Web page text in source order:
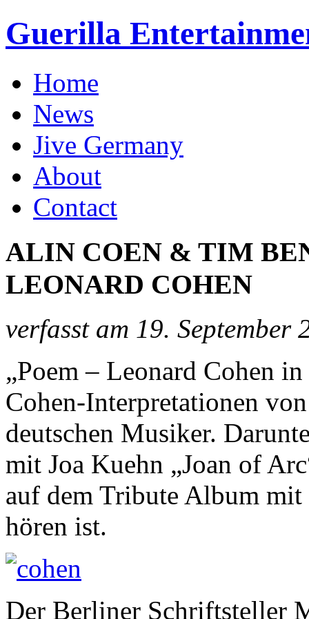
Guerilla
Home
News
Jive Germany
About
Contact
ALIN COEN & TIM
LEONARD COHEN
verfasst am 19. September
„Poem – Leonard Cohen
Cohen-Interpretationen
deutschen Musiker.
mit Joa Kuehn „Joan of
auf dem Tribute Album
hören ist.
Der Berliner Schriftsteller